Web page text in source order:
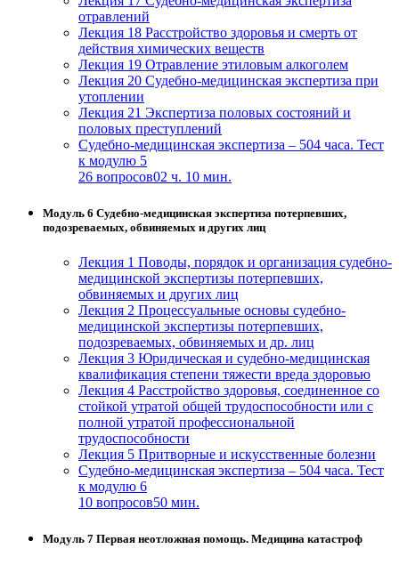
отравлений
Лекция 18 Расстройство здоровья и смерть от
действия химических веществ
Лекция 19 Отравление этиловым алкоголем
Лекция 20 Судебно-медицинская экспертиза при
утоплении
Лекция 21 Экспертиза половых состояний и
половых преступлений
Судебно-медицинская экспертиза – 504 часа. Тест
к модулю 5
26 вопросов02 ч. 10 мин.
Модуль 6 Судебно-медицинская экспертиза потерпевших,
подозреваемых, обвиняемых и других лиц
Лекция 1 Поводы, порядок и организация судебно-
медицинской экспертизы потерпевших,
обвиняемых и других лиц
Лекция 2 Процессуальные основы судебно-
медицинской экспертизы потерпевших,
подозреваемых, обвиняемых и др. лиц
Лекция 3 Юридическая и судебно-медицинская
квалификация степени тяжести вреда здоровью
Лекция 4 Расстройство здоровья, соединенное со
стойкой утратой общей трудоспособности или с
полной утратой профессиональной
трудоспособности
Лекция 5 Притворные и искусственные болезни
Судебно-медицинская экспертиза – 504 часа. Тест
к модулю 6
10 вопросов50 мин.
Модуль 7 Первая неотложная помощь. Медицина катастроф